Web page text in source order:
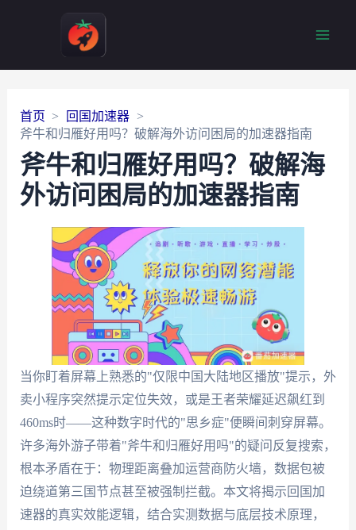
首页
回国加速器
斧牛和归雁好用吗？破解海外访问困局的加速器指南
斧牛和归雁好用吗？破解海
外访问困局的加速器指南
当你盯着屏幕上熟悉的"仅限中国大陆地区播放"提示，外
卖小程序突然提示定位失效，或是王者荣耀延迟飙红到
460ms时——这种数字时代的"思乡症"便瞬间刺穿屏幕。
许多海外游子带着"斧牛和归雁好用吗"的疑问反复搜索，
根本矛盾在于：物理距离叠加运营商防火墙，数据包被
迫绕道第三国节点甚至被强制拦截。本文将揭示回国加
速器的真实效能逻辑，结合实测数据与底层技术原理，